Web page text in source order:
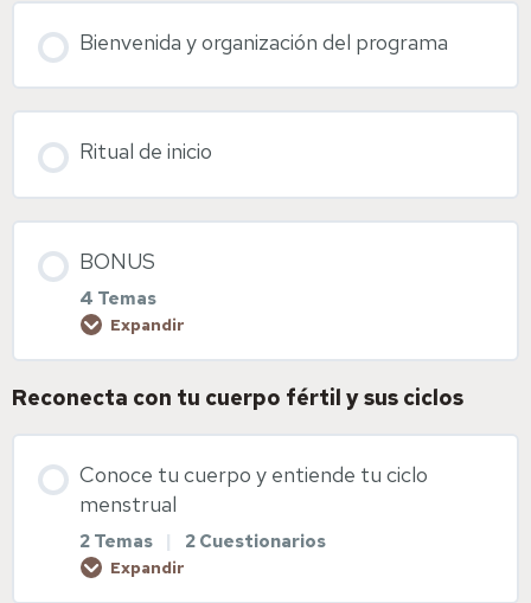
Bienvenida y organización del programa
Ritual de inicio
BONUS
4 Temas
Expandir
Contenido de la Lección
0% COMPLETADO 0/4 pasos
Reconecta con tu cuerpo fértil y sus ciclos
Conoce tu cuerpo y entiende tu ciclo
menstrual
2 Temas | 2 Cuestionarios
Expandir